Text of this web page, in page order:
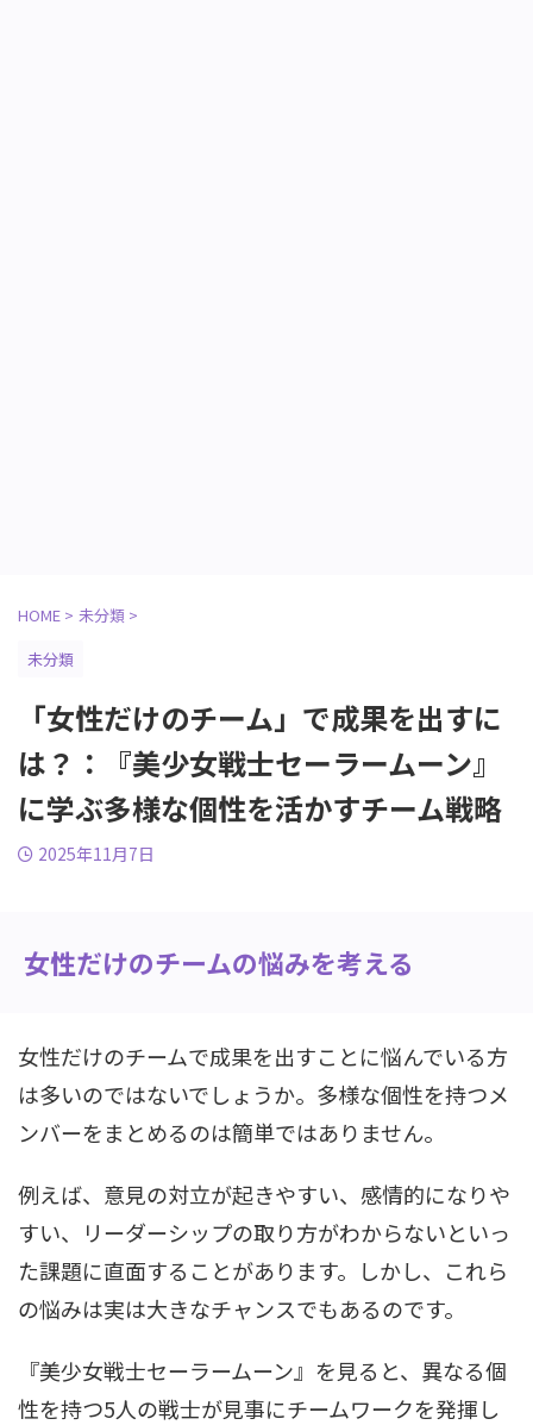
HOME > 未分類 >
未分類
「女性だけのチーム」で成果を出すに
は？：『美少女戦士セーラームーン』
に学ぶ多様な個性を活かすチーム戦略
2025年11月7日
女性だけのチームの悩みを考える
女性だけのチームで成果を出すことに悩んでいる方
は多いのではないでしょうか。多様な個性を持つメ
ンバーをまとめるのは簡単ではありません。
例えば、意見の対立が起きやすい、感情的になりや
すい、リーダーシップの取り方がわからないといっ
た課題に直面することがあります。しかし、これら
の悩みは実は大きなチャンスでもあるのです。
『美少女戦士セーラームーン』を見ると、異なる個
性を持つ5人の戦士が見事にチームワークを発揮し